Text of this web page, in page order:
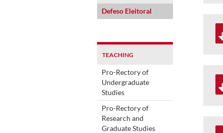
Defeso Eleitoral
TEACHING
Pro-Rectory of
Undergraduate
Studies
Pro-Rectory of
Research and
Graduate Studies